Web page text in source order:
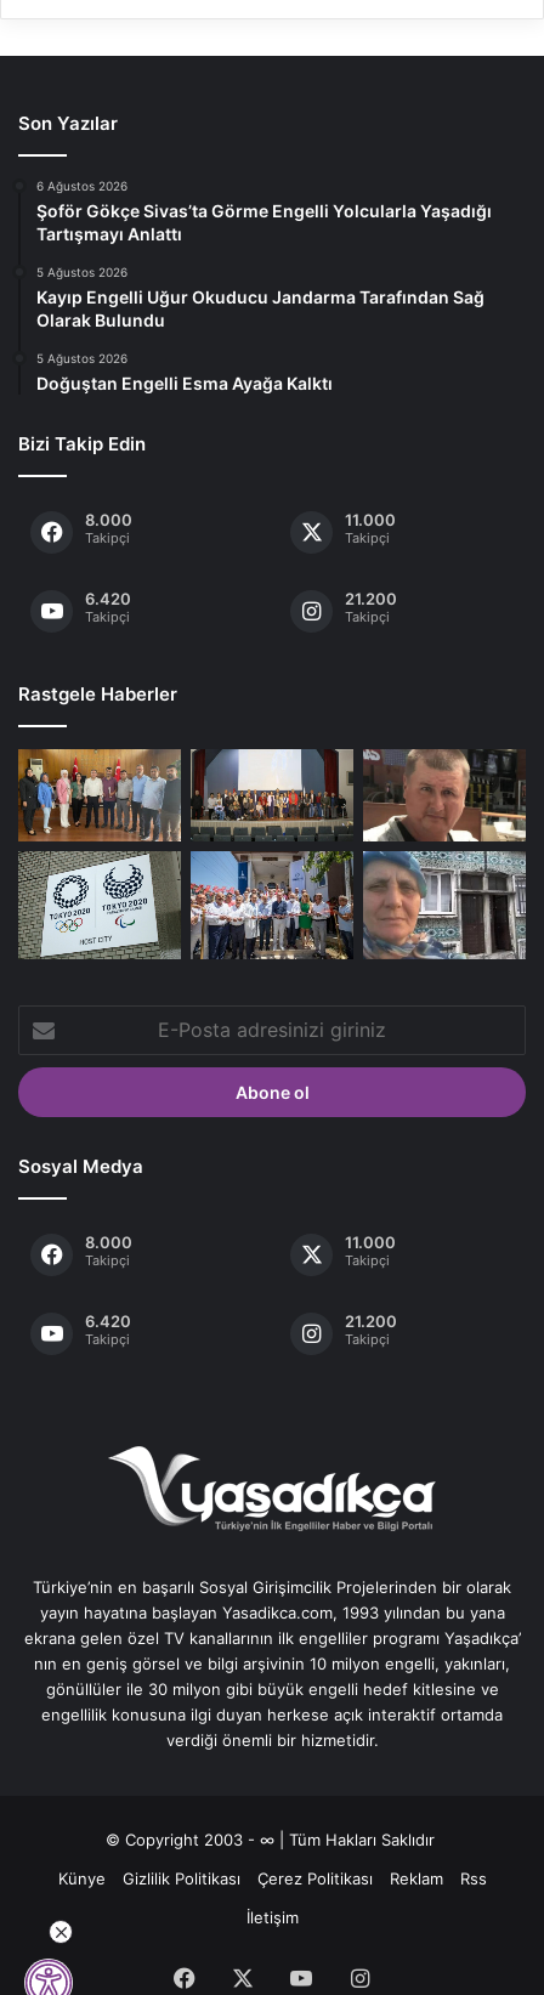
Son Yazılar
6 Ağustos 2026
Şoför Gökçe Sivas’ta Görme Engelli Yolcularla Yaşadığı
Tartışmayı Anlattı
5 Ağustos 2026
Kayıp Engelli Uğur Okuducu Jandarma Tarafından Sağ
Olarak Bulundu
5 Ağustos 2026
Doğuştan Engelli Esma Ayağa Kalktı
Bizi Takip Edin
8.000
Takipçi
11.000
Takipçi
6.420
Takipçi
21.200
Takipçi
Rastgele Haberler
Posta
adresinizi
giriniz
Sosyal Medya
8.000
Takipçi
11.000
Takipçi
6.420
Takipçi
21.200
Takipçi
Türkiye’nin en başarılı Sosyal Girişimcilik Projelerinden bir olarak
yayın hayatına başlayan Yasadikca.com, 1993 yılından bu yana
ekrana gelen özel TV kanallarının ilk engelliler programı Yaşadıkça’
nın en geniş görsel ve bilgi arşivinin 10 milyon engelli, yakınları,
gönüllüler ile 30 milyon gibi büyük engelli hedef kitlesine ve
engellilik konusuna ilgi duyan herkese açık interaktif ortamda
verdiği önemli bir hizmetidir.
© Copyright 2003 - ∞ | Tüm Hakları Saklıdır
Künye
Gizlilik Politikası Çerez Politikası Reklam
Rss
İletişim
Facebook YouTubeInstagram